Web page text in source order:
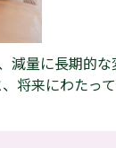
減量に長期的
将来にわたっ